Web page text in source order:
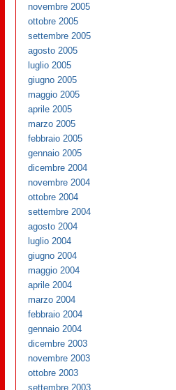
novembre 2005
ottobre 2005
settembre 2005
agosto 2005
luglio 2005
giugno 2005
maggio 2005
aprile 2005
marzo 2005
febbraio 2005
gennaio 2005
dicembre 2004
novembre 2004
ottobre 2004
settembre 2004
agosto 2004
luglio 2004
giugno 2004
maggio 2004
aprile 2004
marzo 2004
febbraio 2004
gennaio 2004
dicembre 2003
novembre 2003
ottobre 2003
settembre 2003